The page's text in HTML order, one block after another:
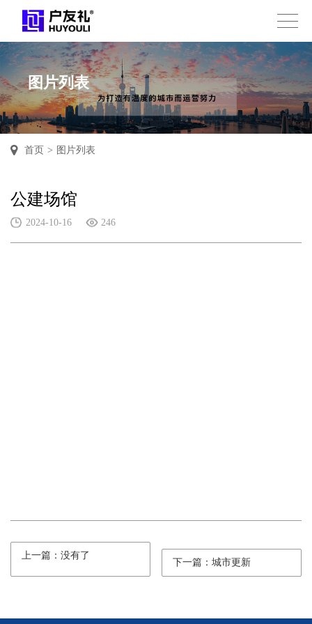
图片列表
首页 > 图片列表
公建场馆
2024-10-16 246
上一篇：没有了
下一篇：城市更新